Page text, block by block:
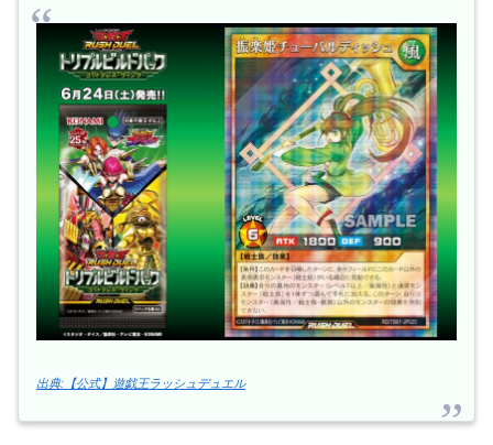
出典:【公式】遊戯王ラッシュデュエル